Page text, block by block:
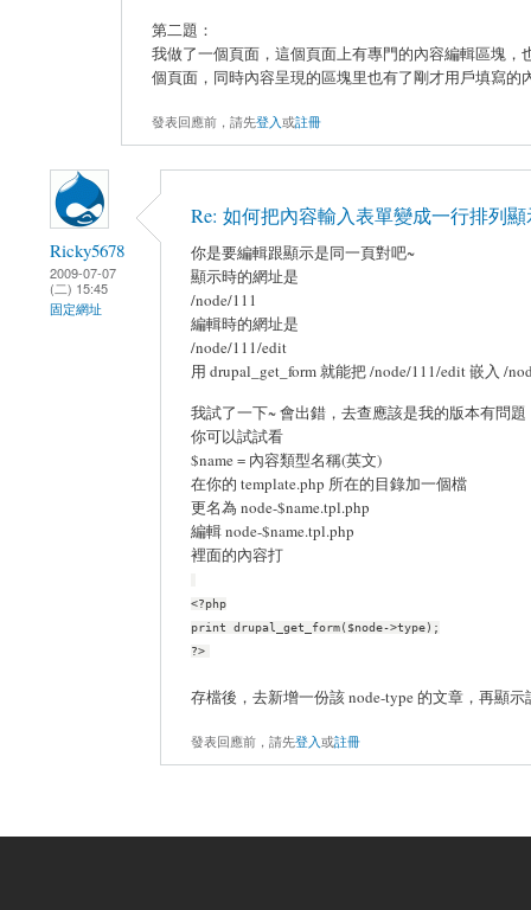
第二題：
我做了一個頁面，這個頁面上有專門的內容編輯區塊
個頁面，同時內容呈現的區塊里也有了剛才用戶填寫的內
發表回應前，請先登入或註冊
Ricky5678
2009-07-07
(二) 15:45
固定網址
Re: 如何把內容輸入表單變成一行排列顯
你是要編輯跟顯示是同一頁對吧~
顯示時的網址是
/node/111
編輯時的網址是
/node/111/edit
用 drupal_get_form 就能把 /node/111/edit 嵌入 /
我試了一下~ 會出錯，去查應該是我的版本有問題
你可以試試看
$name = 內容類型名稱(英文)
在你的 template.php 所在的目錄加一個檔
更名為 node-$name.tpl.php
編輯 node-$name.tpl.php
裡面的內容打
<?php
print drupal_get_form($node->type);
?>
存檔後，去新增一份該 node-type 的文章，再顯
發表回應前，請先登入或註冊